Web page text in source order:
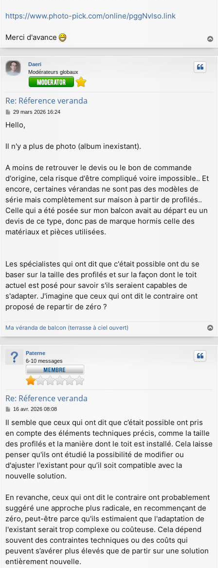
https://www.photo-pick.com/online/pggNvlso.link
Merci d'avance
a
u
Daeri
Modérateurs globaux
Re: Réference veranda
M
s
g
29 mars 2026 16:24
Hello,
Il n'y a plus de photo (album inexistant).
A moins de retrouver le devis ou le bon de commande
d'origine, cela risque d'être compliqué voire impossible.. Et
encore, certaines vérandas ne sont pas des modèles de
série mais complètement sur maison à partir de profilés..
Celle qui a été posée sur mon balcon avait au départ eu un
devis de ce type, donc pas de marque hormis celle des
matériaux et pièces utilisées.
Les spécialistes qui ont dit que c'était possible ont du se
baser sur la taille des profilés et sur la façon dont le toit
actuel est posé pour savoir s'ils seraient capables de
s'adapter. J'imagine que ceux qui ont dit le contraire ont
proposé de repartir de zéro ?
Ma véranda de balcon (terrasse à ciel ouvert)
a
u
Paterne
6-10 messages
Re: Réference veranda
M
s
s
g
e
16 avr. 2026 08:08
Il semble que ceux qui ont dit que c’était possible ont pris
en compte des éléments techniques précis, comme la taille
des profilés et la manière dont le toit est installé. Cela laisse
penser qu'ils ont étudié la possibilité de modifier ou
d'ajuster l'existant pour qu’il soit compatible avec la
nouvelle solution.
En revanche, ceux qui ont dit le contraire ont probablement
suggéré une approche plus radicale, en recommençant de
zéro, peut-être parce qu'ils estimaient que l'adaptation de
l'existant serait trop complexe ou coûteuse. Cela dépend
souvent des contraintes techniques ou des coûts qui
peuvent s’avérer plus élevés que de partir sur une solution
entièrement nouvelle.